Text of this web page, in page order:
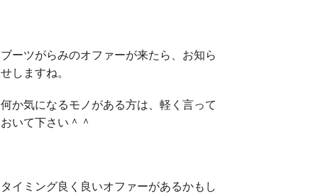
ブーツがらみのオファーが来たら、お知ら
せしますね。
何か気になるモノがある方は、軽く言って
おいて下さい＾＾
タイミング良く良いオファーがあるかもし